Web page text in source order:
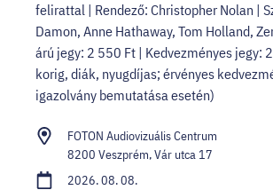
felirattal | Rendező: Christopher Nolan |
Damon, Anne Hathaway, Tom Holland,
árú jegy: 2 550 Ft | Kedvezményes jegy:
korig, diák, nyugdíjas; érvényes
igazolvány bemutatása esetén)
FOTON Audiovizuális Centrum
8200 Veszprém, Vár utca 17
2026. 08. 08.